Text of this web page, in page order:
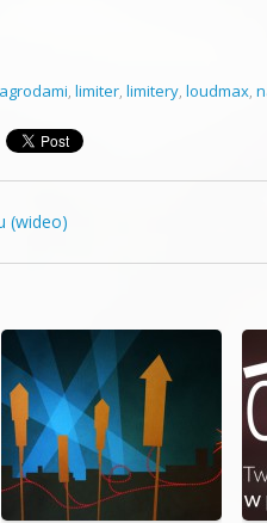
limiter limitery loudmax
(wideo)